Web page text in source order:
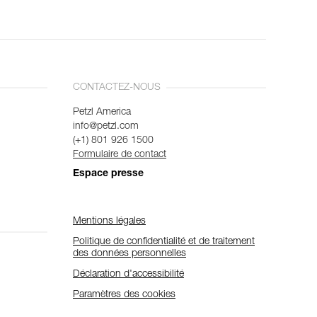
CONTACTEZ-NOUS
Petzl America
info@petzl.com
(+1) 801 926 1500
Formulaire de contact
Espace presse
Mentions légales
Politique de confidentialité et de traitement
des données personnelles
Déclaration d'accessibilité
Paramètres des cookies